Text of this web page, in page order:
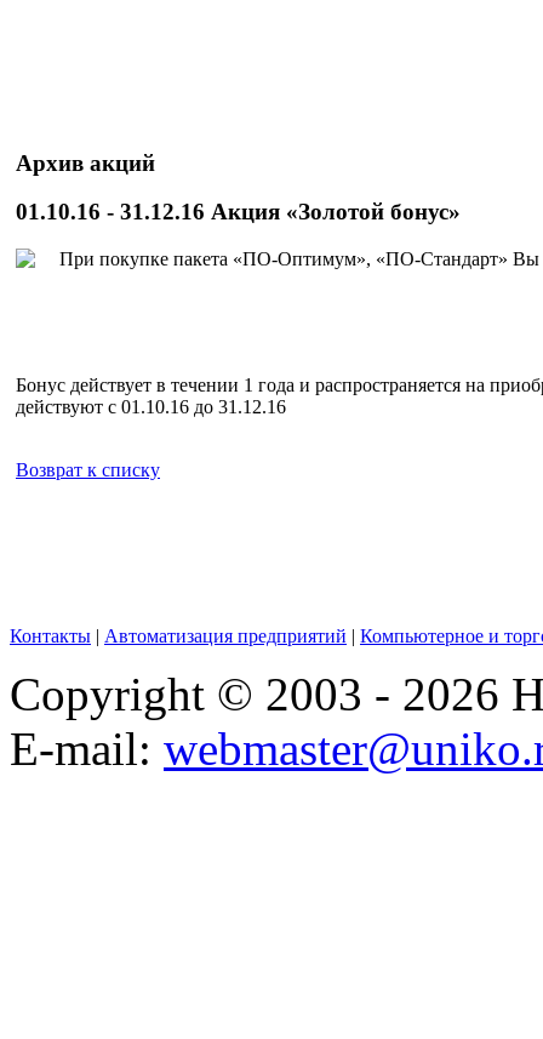
Архив акций
01.10.16 - 31.12.16 Акция «Золотой бонус»
При покупке пакета «ПО-Оптимум», «ПО-Стандарт» Вы
Бонус действует в течении 1 года и распространяется на
действуют с 01.10.16 до 31.12.16
Возврат к списку
Контакты | Автоматизация предприятий | Компьютерное и
Copyright © 2003 - 2026
E-mail: